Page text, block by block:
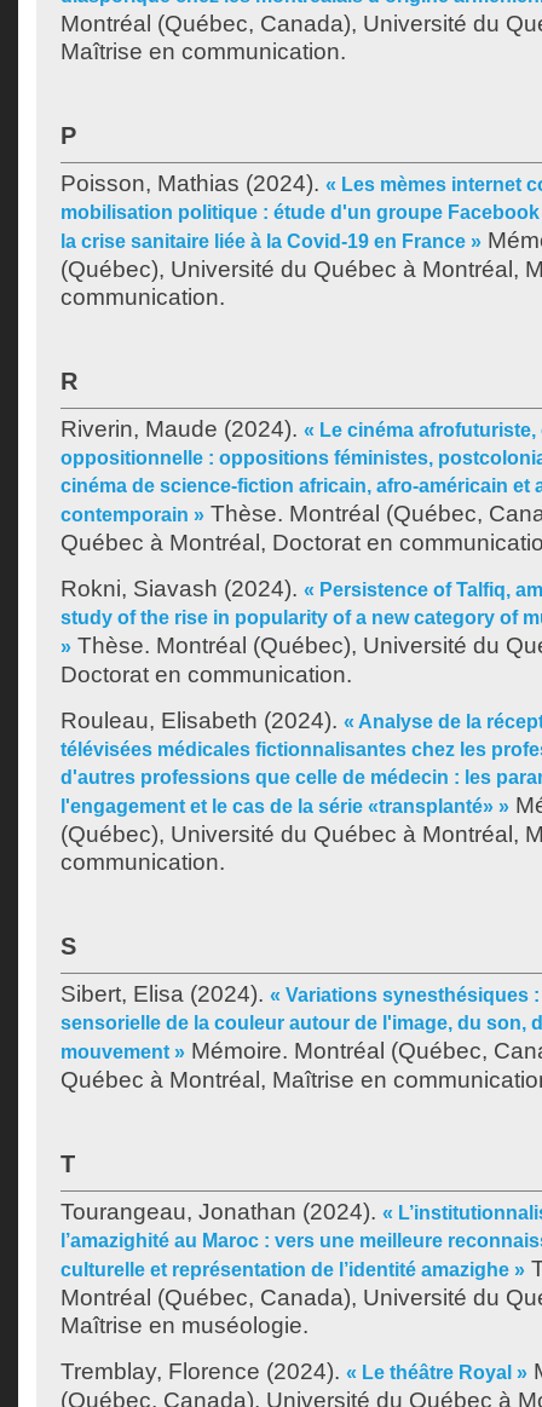
Montréal (Québec, Canada), Université du
Maîtrise en communication.
P
Poisson, Mathias (2024). « Les mèmes internet
mobilisation politique : étude d'un groupe
la crise sanitaire liée à la Covid-19 en France »
(Québec), Université du Québec à Montréal,
communication.
R
Riverin, Maude (2024). « Le cinéma
oppositionnelle : oppositions féministes,
cinéma de science-fiction africain, afro-américain et
contemporain » Thèse. Montréal (Québec,
Québec à Montréal, Doctorat en
Rokni, Siavash (2024). « Persistence of Talfiq,
study of the rise in popularity of a new category of
» Thèse. Montréal (Québec), Université du
Doctorat en communication.
Rouleau, Elisabeth (2024). « Analyse de la
télévisées médicales fictionnalisantes chez les
d'autres professions que celle de médecin : les
l'engagement et le cas de la série «transplanté» »
(Québec), Université du Québec à Montréal,
communication.
S
Sibert, Elisa (2024). « Variations synesthésiques
sensorielle de la couleur autour de l'image, du son,
mouvement » Mémoire. Montréal (Québec,
Québec à Montréal, Maîtrise en
T
Tourangeau, Jonathan (2024). «
l’amazighité au Maroc : vers une meilleure
culturelle et représentation de l’identité amazighe »
Montréal (Québec, Canada), Université du
Maîtrise en muséologie.
Tremblay, Florence (2024). « Le théâtre Royal »
(Québec, Canada), Université du Québec à